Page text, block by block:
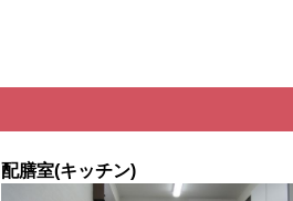
配膳室(キッチン)